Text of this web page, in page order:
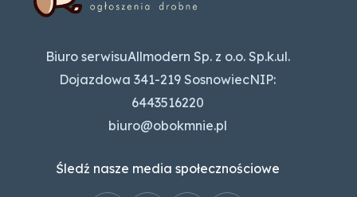
Biuro serwisuAllmodern Sp. z o.o. Sp.k.ul.
Dojazdowa 341-219 SosnowiecNIP:
6443516220
biuro@obokmnie.pl
Śledź nasze media społecznościowe